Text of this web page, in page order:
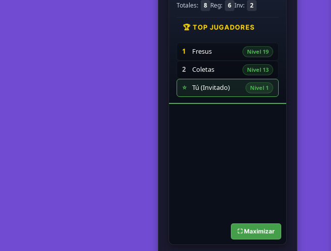
Totales: 8 Reg: 6 Inv: 2
🏆 TOP JUGADORES
1 Fresus Nivel 19
2 Coletas Nivel 13
⭐ Tú (Invitado) Nivel 1
⛶ Maximizar